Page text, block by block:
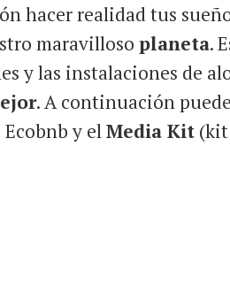
hacer realidad tus
maravilloso planeta.
y las instalaciones de
. A continuación
y el Media Kit (kit